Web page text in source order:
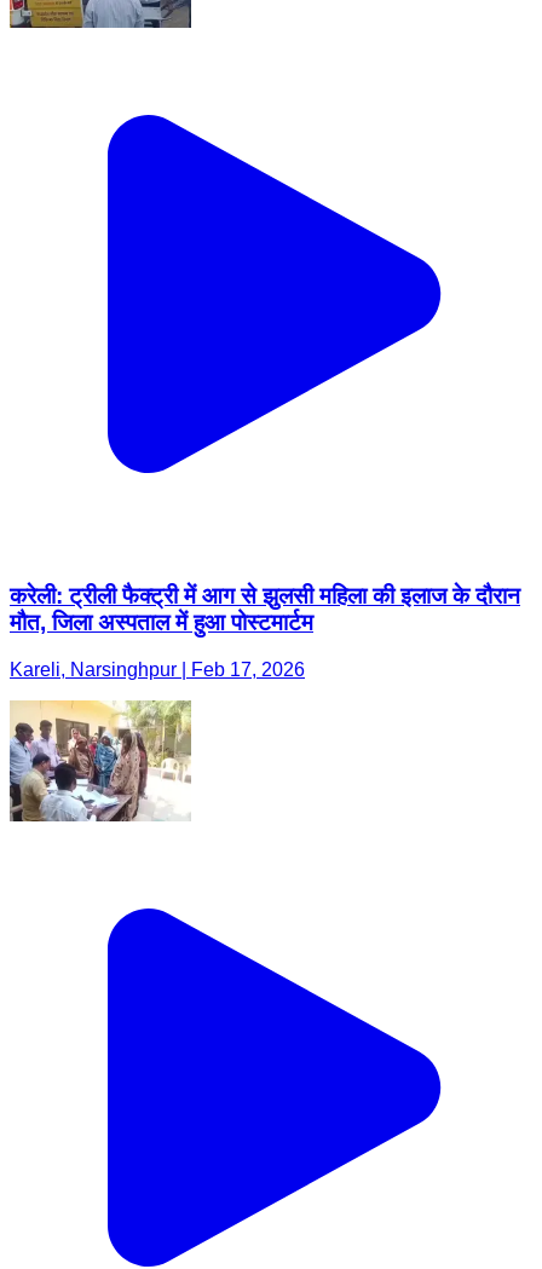
करेली: ट्रीली फैक्ट्री में आग से झुलसी महिला की इलाज के दौरान
मौत, जिला अस्पताल में हुआ पोस्टमार्टम
Kareli, Narsinghpur | Feb 17, 2026